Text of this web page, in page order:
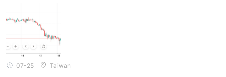
A NCE suporta dois principais métodos de
pagamento: UnionPay e pagamentos em stablecoins
(USDT/USDC).
Esses métodos permitem que os traders financiem suas contas
com flexibilidade e retirem fundos de forma eficiente. A
ante descomplicada.
07-25 Taiwan